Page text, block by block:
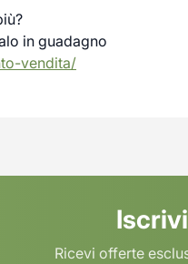
in guadagno
vendita/
Ricevi offerte